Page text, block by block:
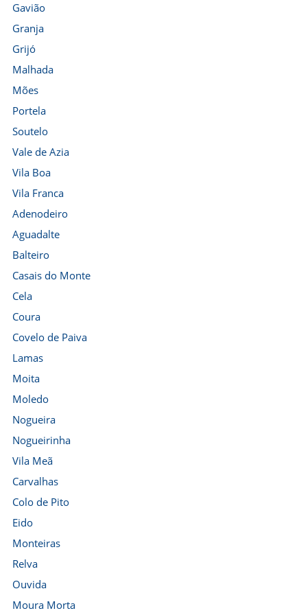
Gavião
Granja
Grijó
Malhada
Mões
Portela
Soutelo
Vale de Azia
Vila Boa
Vila Franca
Adenodeiro
Aguadalte
Balteiro
Casais do Monte
Cela
Coura
Covelo de Paiva
Lamas
Moita
Moledo
Nogueira
Nogueirinha
Vila Meã
Carvalhas
Colo de Pito
Eido
Monteiras
Relva
Ouvida
Moura Morta